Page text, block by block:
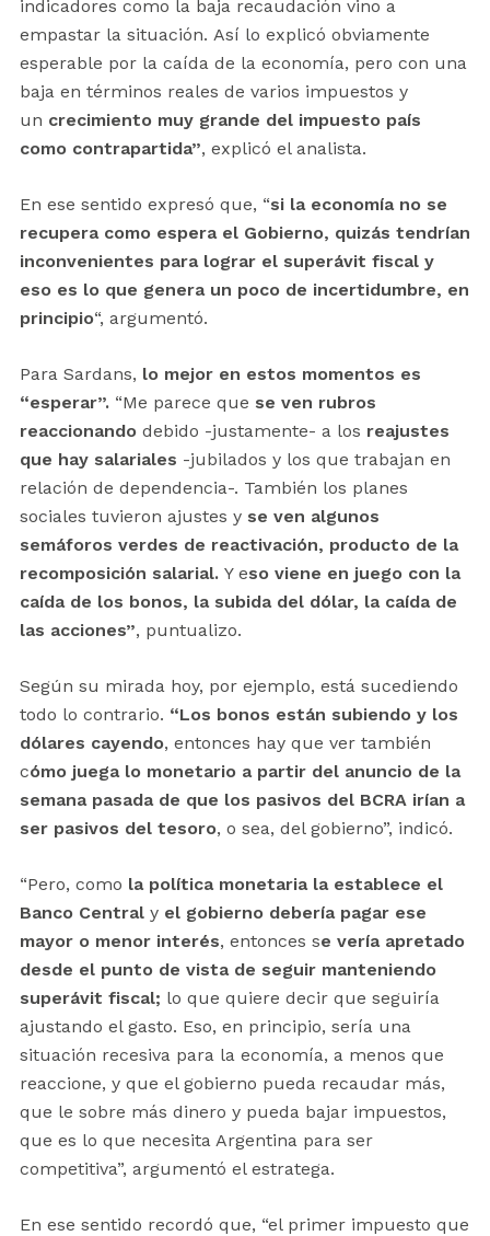
indicadores como la baja recaudación vino a
empastar la situación. Así lo explicó obviamente
esperable por la caída de la economía, pero con una
baja en términos reales de varios impuestos y
un crecimiento muy grande del impuesto país
como contrapartida”, explicó el analista.
En ese sentido expresó que, “si la economía no se
recupera como espera el Gobierno, quizás tendrían
inconvenientes para lograr el superávit fiscal y
eso es lo que genera un poco de incertidumbre, en
principio“, argumentó.
Para Sardans, lo mejor en estos momentos es
“esperar”.“Me parece que se ven rubros
reaccionandodebido -justamente- a los reajustes
que hay salariales -jubilados y los que trabajan en
relación de dependencia-. También los planes
sociales tuvieron ajustes y se ven algunos
semáforos verdes de reactivación, producto de la
recomposición salarial.Y eso viene en juego con la
caída de los bonos, la subida del dólar, la caída de
las acciones”, puntualizo.
Según su mirada hoy, por ejemplo, está sucediendo
todo lo contrario. “Los bonos están subiendo y los
dólares cayendo, entonces hay que ver también
cómo juega lo monetario a partir del anuncio de la
semana pasada de que los pasivos del BCRA irían a
ser pasivos del tesoro, o sea, del gobierno”, indicó.
“Pero, como la política monetaria la establece el
Banco Centraly el gobierno debería pagar ese
mayor o menor interés, entonces se vería apretado
desde el punto de vista de seguir manteniendo
superávit fiscal; lo que quiere decir que seguiría
ajustando el gasto. Eso, en principio, sería una
situación recesiva para la economía, a menos que
reaccione, y que el gobierno pueda recaudar más,
que le sobre más dinero y pueda bajar impuestos,
que es lo que necesita Argentina para ser
competitiva”, argumentó el estratega.
En ese sentido recordó que, “el primer impuesto que